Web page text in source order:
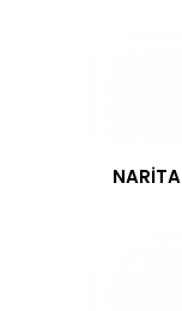
NARİTA